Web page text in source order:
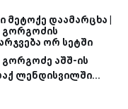
მეტოქე დაამარცხა |
გორგოძის
ორ სეტში
გორგოძე აშშ-ის
ლენდისვილში...